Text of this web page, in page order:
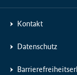
Kontakt
Datenschutz